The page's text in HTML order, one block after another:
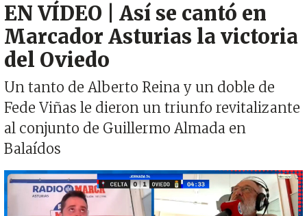
EN VÍDEO | Así se cantó en
Marcador Asturias la victoria
del Oviedo
Un tanto de Alberto Reina y un doble de
Fede Viñas le dieron un triunfo revitalizante
al conjunto de Guillermo Almada en
Balaídos